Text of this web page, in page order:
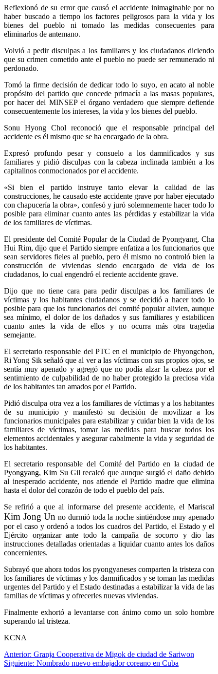
Reflexionó de su error que causó el accidente inimaginable por no
haber buscado a tiempo los factores peligrosos para la vida y los
bienes del pueblo ni tomado las medidas consecuentes para
eliminarlos de antemano.
Volvió a pedir disculpas a los familiares y los ciudadanos diciendo
que su crimen cometido ante el pueblo no puede ser remunerado ni
perdonado.
Tomó la firme decisión de dedicar todo lo suyo, en acato al noble
propósito del partido que concede primacía a las masas populares,
por hacer del MINSEP el órgano verdadero que siempre defiende
consecuentemente los intereses, la vida y los bienes del pueblo.
Sonu Hyong Chol reconoció que el responsable principal del
accidente es él mismo que se ha encargado de la obra.
Expresó profundo pesar y consuelo a los damnificados y sus
familiares y pidió disculpas con la cabeza inclinada también a los
capitalinos conmocionados por el accidente.
«Si bien el partido instruye tanto elevar la calidad de las
construcciones, he causado este accidente grave por haber ejecutado
con chapucería la obra», confesó y juró solemnemente hacer todo lo
posible para eliminar cuanto antes las pérdidas y estabilizar la vida
de los familiares de víctimas.
El presidente del Comité Popular de la Ciudad de Pyongyang, Cha
Hui Rim, dijo que el Partido siempre enfatiza a los funcionarios que
sean servidores fieles al pueblo, pero él mismo no controló bien la
construcción de viviendas siendo encargado de vida de los
ciudadanos, lo cual engendró el reciente accidente grave.
Dijo que no tiene cara para pedir disculpas a los familiares de
víctimas y los habitantes ciudadanos y se decidió a hacer todo lo
posible para que los funcionarios del comité popular alivien, aunque
sea mínimo, el dolor de los dañados y sus familiares y estabilicen
cuanto antes la vida de ellos y no ocurra más otra tragedia
semejante.
El secretario responsable del PTC en el municipio de Phyongchon,
Ri Yong Sik señaló que al ver a las víctimas con sus propios ojos, se
sentía muy apenado y agregó que no podía alzar la cabeza por el
sentimiento de culpabilidad de no haber protegido la preciosa vida
de los habitantes tan amados por el Partido.
Pidió disculpa otra vez a los familiares de víctimas y a los habitantes
de su municipio y manifestó su decisión de movilizar a los
funcionarios municipales para estabilizar y cuidar bien la vida de los
familiares de víctimas, tomar las medidas para buscar todos los
elementos accidentales y asegurar cabalmente la vida y seguridad de
los habitantes.
El secretario responsable del Comité del Partido en la ciudad de
Pyongyang, Kim Su Gil recalcó que aunque surgió el daño debido
al inesperado accidente, nos atiende el Partido madre que elimina
hasta el dolor del corazón de todo el pueblo del país.
Se refirió a que al informarse del presente accidente, el Mariscal
Kim Jong Un no durmió toda la noche sintiéndose muy apenado
por el caso y ordenó a todos los cuadros del Partido, el Estado y el
Ejército organizar ante todo la campaña de socorro y dio las
instrucciones detalladas orientadas a liquidar cuanto antes los daños
concernientes.
Subrayó que ahora todos los pyongyaneses comparten la tristeza con
los familiares de víctimas y los damnificados y se toman las medidas
urgentes del Partido y el Estado destinadas a estabilizar la vida de las
familias de víctimas y ofrecerles nuevas viviendas.
Finalmente exhortó a levantarse con ánimo como un solo hombre
superando tal tristeza.
KCNA
Navegación
de
Anterior: Granja Cooperativa de Migok de ciudad de Sariwon
Siguiente: Nombrado nuevo embajador coreano en Cuba